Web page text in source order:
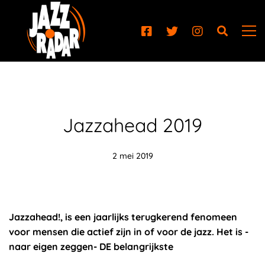
Jazzahead 2019
2 mei 2019
Jazzahead!, is een jaarlijks terugkerend fenomeen
voor mensen die actief zijn in of voor de jazz. Het is -
naar eigen zeggen- DE belangrijkste